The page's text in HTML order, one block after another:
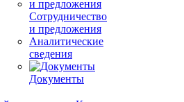
Сотрудничество
и предложения
Аналитические
сведения
Документы